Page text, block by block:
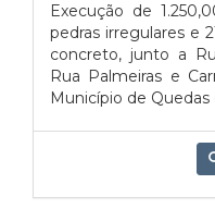
Execução de
pedras irregulares e
concreto, junto a
Rua Palmeiras e
Município de